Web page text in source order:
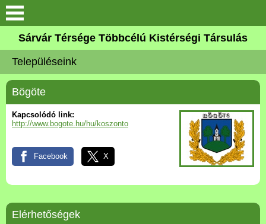
Keresés
Köszöntő
Társulás
Gyermekjóléti Szolgálat
Aktuális
Településeink
Sárvár Térsége Többcélú Kistérségi Társulás
Településeink
Bögöte
Kapcsolódó link:
http://www.bogote.hu/hu/koszonto
Facebook X
Elérhetőségek